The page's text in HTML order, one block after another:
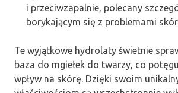
i przeciwzapalnie, polecany
borykającym się z problemami
Te wyjątkowe hydrolaty świetnie
baza do mgiełek do twarzy, co
wpływ na skórę. Dzięki swoim